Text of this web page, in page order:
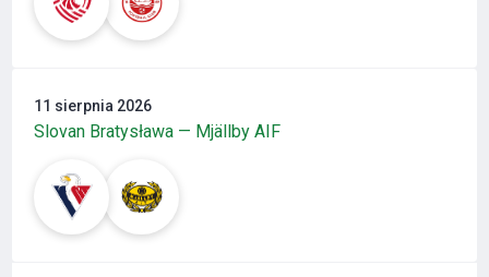
11 sierpnia 2026
Slovan Bratysława — Mjällby AIF